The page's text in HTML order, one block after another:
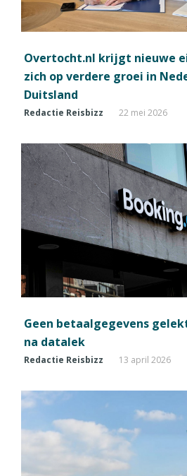
Overtocht.nl krijgt nieuwe
zich op verdere groei in
Duitsland
Redactie Reisbizz 22 mei 2026
Geen betaalgegevens
na datalek
Redactie Reisbizz 13 april 2026